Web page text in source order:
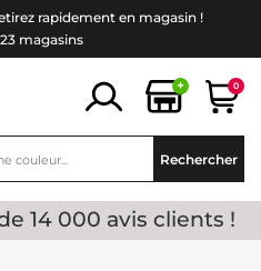
rapidement en magasin !
magasins
+ 0
Rechercher
de 14 000 avis clients !